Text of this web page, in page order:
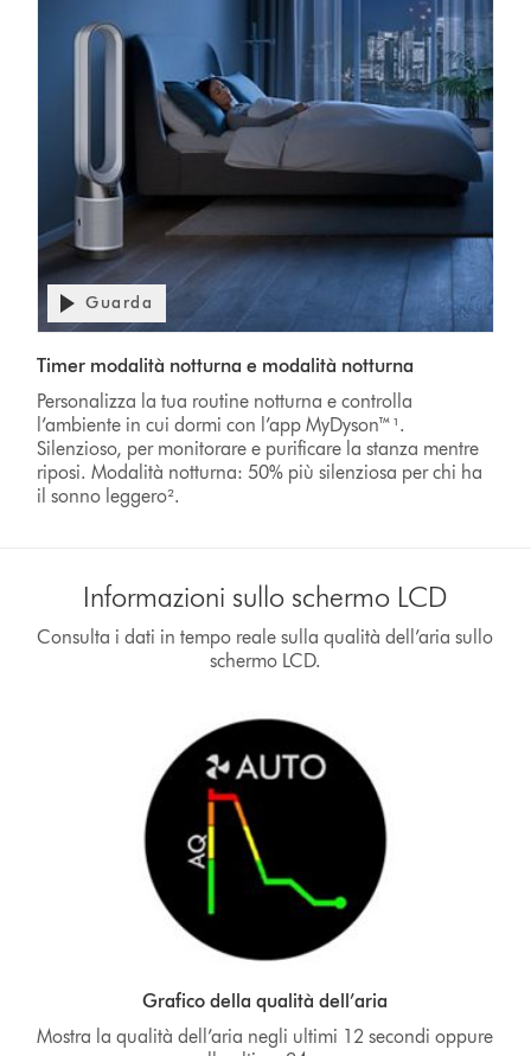
Transcript
Apri
trascrizione
video
Guarda
Timer modalità notturna e modalità notturna
Personalizza la tua routine notturna e controlla
l’ambiente in cui dormi con l’app MyDyson™¹.
Silenzioso, per monitorare e purificare la stanza mentre
riposi. Modalità notturna: 50% più silenziosa per chi ha
il sonno leggero².
Informazioni sullo schermo LCD
Consulta i dati in tempo reale sulla qualità dell’aria sullo
schermo LCD.
Grafico della qualità dell’aria
Mostra la qualità dell’aria negli ultimi 12 secondi oppure